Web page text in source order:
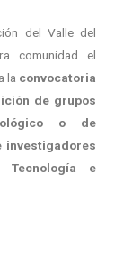
del Valle del
comunidad el
la convocatoria
de grupos
o de
investigadores
Tecnología e